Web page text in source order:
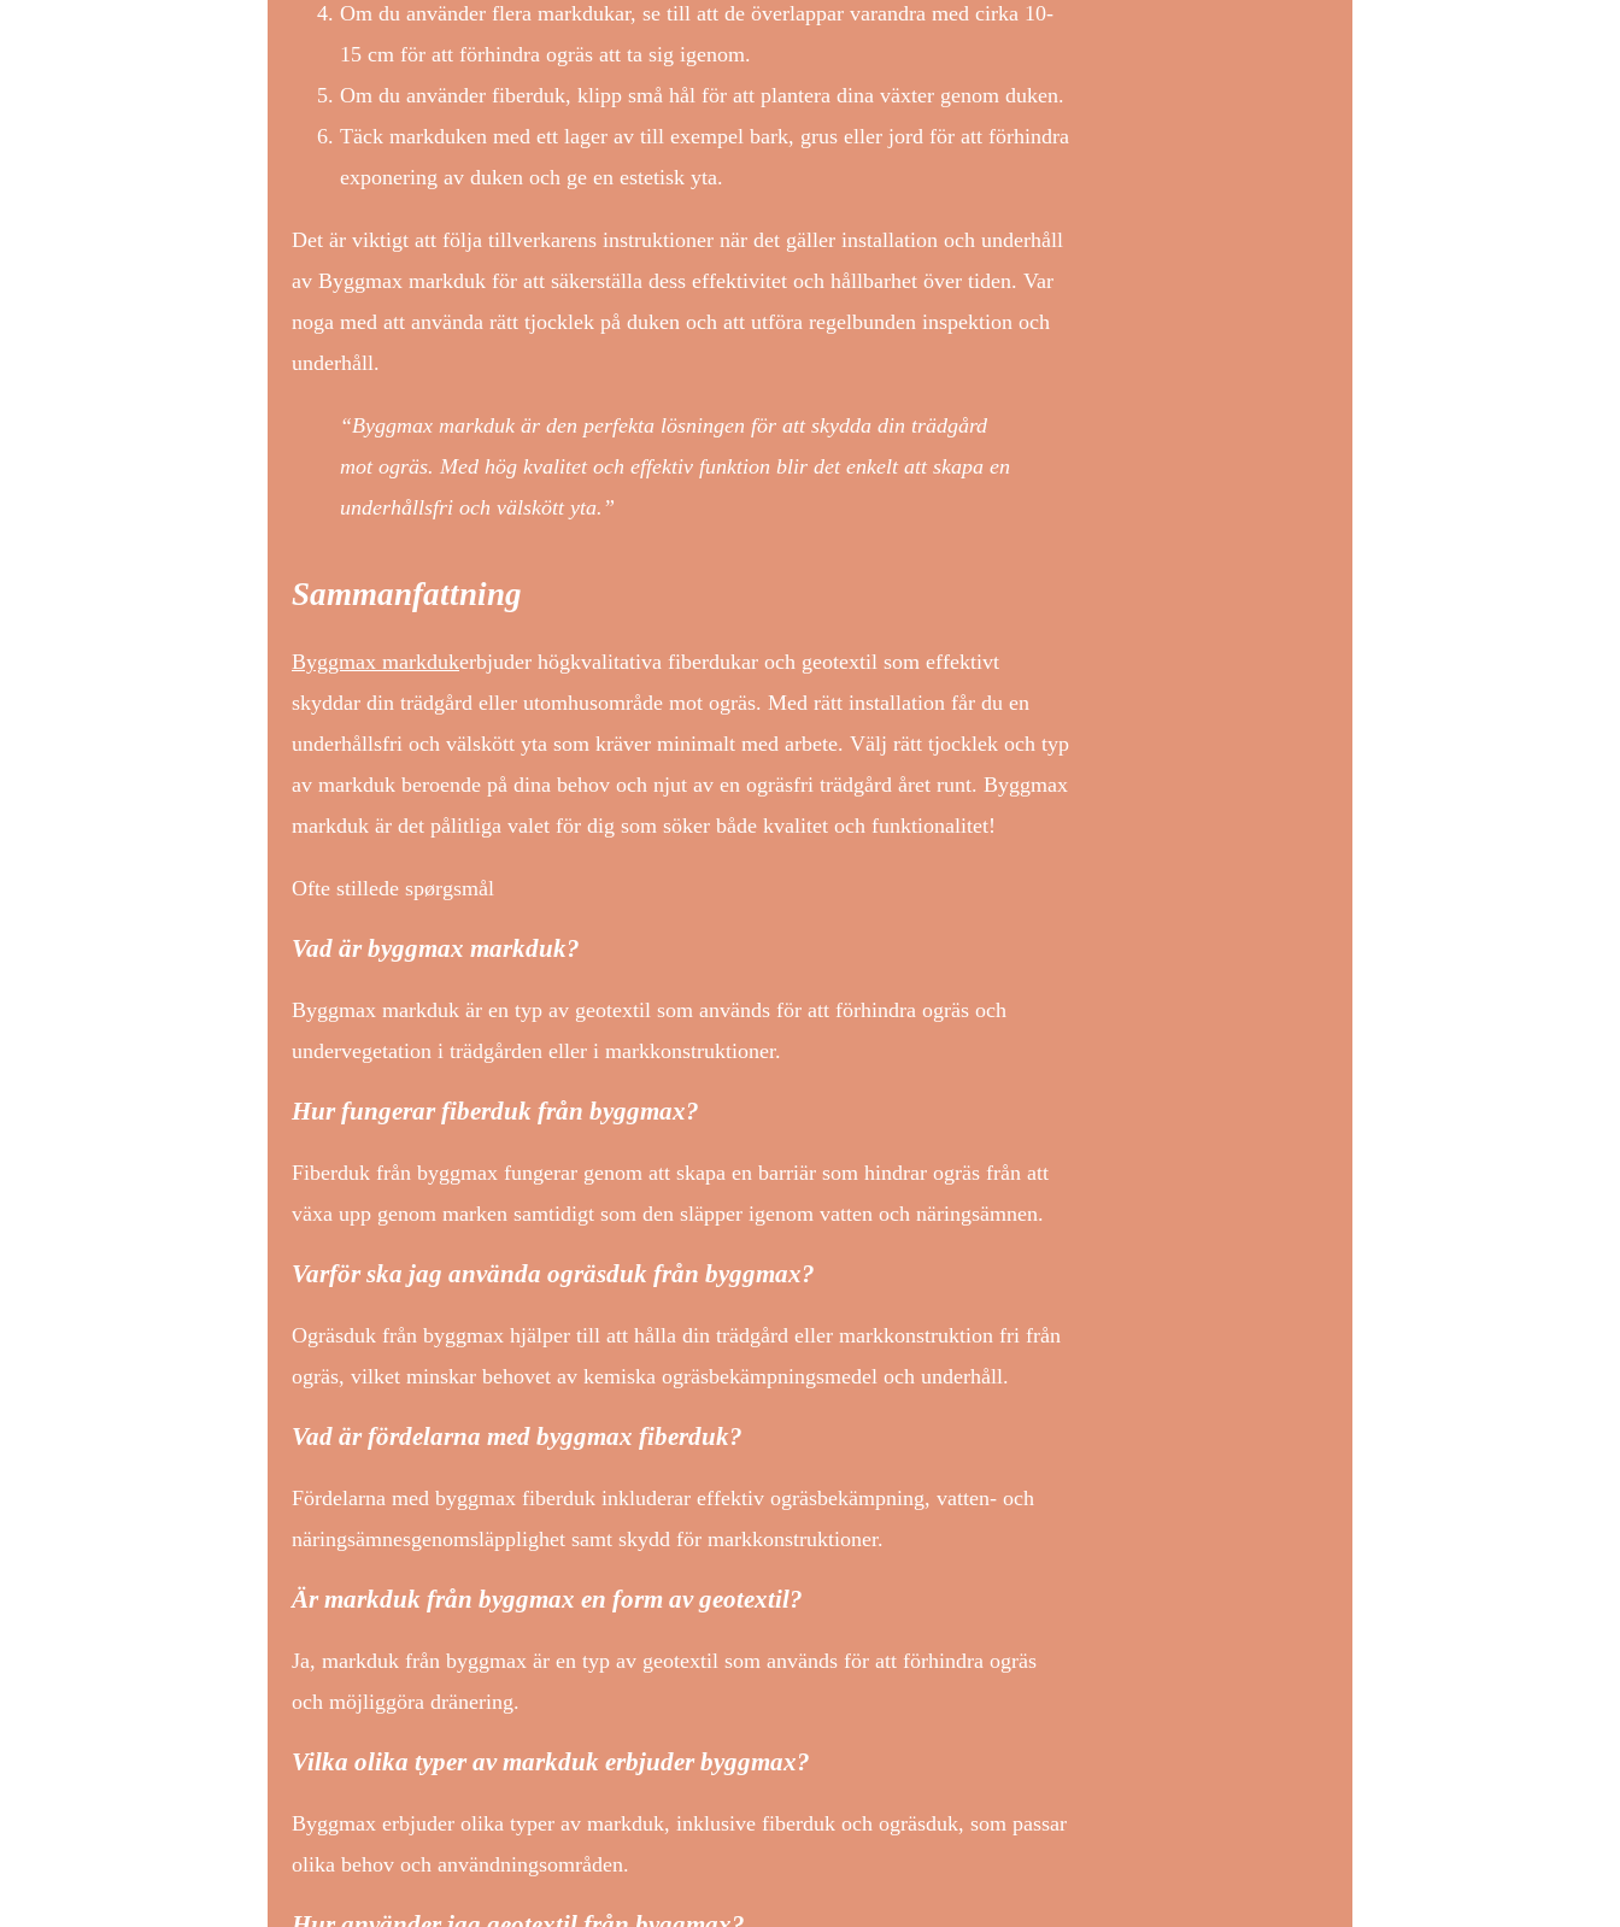
Om du använder flera markdukar, se till att de överlappar varandra med cirka 10-
15 cm för att förhindra ogräs att ta sig igenom.
Om du använder fiberduk, klipp små hål för att plantera dina växter genom duken.
Täck markduken med ett lager av till exempel bark, grus eller jord för att förhindra
exponering av duken och ge en estetisk yta.
Det är viktigt att följa tillverkarens instruktioner när det gäller installation och underhåll
av Byggmax markduk för att säkerställa dess effektivitet och hållbarhet över tiden. Var
noga med att använda rätt tjocklek på duken och att utföra regelbunden inspektion och
underhåll.
“Byggmax markduk är den perfekta lösningen för att skydda din trädgård
mot ogräs. Med hög kvalitet och effektiv funktion blir det enkelt att skapa en
underhållsfri och välskött yta.”
Sammanfattning
Byggmax markdukerbjuder högkvalitativa fiberdukar och geotextil som effektivt
skyddar din trädgård eller utomhusområde mot ogräs. Med rätt installation får du en
underhållsfri och välskött yta som kräver minimalt med arbete. Välj rätt tjocklek och typ
av markduk beroende på dina behov och njut av en ogräsfri trädgård året runt. Byggmax
markduk är det pålitliga valet för dig som söker både kvalitet och funktionalitet!
Ofte stillede spørgsmål
Vad är byggmax markduk?
Byggmax markduk är en typ av geotextil som används för att förhindra ogräs och
undervegetation i trädgården eller i markkonstruktioner.
Hur fungerar fiberduk från byggmax?
Fiberduk från byggmax fungerar genom att skapa en barriär som hindrar ogräs från att
växa upp genom marken samtidigt som den släpper igenom vatten och näringsämnen.
Varför ska jag använda ogräsduk från byggmax?
Ogräsduk från byggmax hjälper till att hålla din trädgård eller markkonstruktion fri från
ogräs, vilket minskar behovet av kemiska ogräsbekämpningsmedel och underhåll.
Vad är fördelarna med byggmax fiberduk?
Fördelarna med byggmax fiberduk inkluderar effektiv ogräsbekämpning, vatten- och
näringsämnesgenomsläpplighet samt skydd för markkonstruktioner.
Är markduk från byggmax en form av geotextil?
Ja, markduk från byggmax är en typ av geotextil som används för att förhindra ogräs
och möjliggöra dränering.
Vilka olika typer av markduk erbjuder byggmax?
Byggmax erbjuder olika typer av markduk, inklusive fiberduk och ogräsduk, som passar
olika behov och användningsområden.